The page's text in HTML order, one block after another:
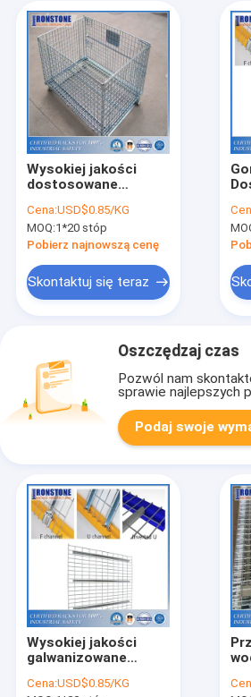
Wysokiej jakości
dostosowane
magazynowe z siatki
drucianej
Cena:USD$0.85/KG
MOQ:1*20 stóp
Pobierz najnowszą cenę
Skontaktuj się teraz
Oszczędzaj czas
Pozwól nam
sprawie najlepszych
Podaj swoje
Wysokiej jakości
galwanizowane
drucianej do regałów
Cena:USD$0.85/KG